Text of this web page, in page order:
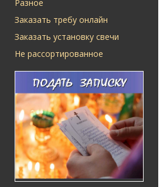
Разное
Заказать требу онлайн
Заказать установку свечи
Не рассортированное